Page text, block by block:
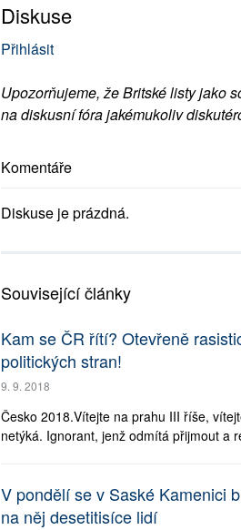
Diskuse
Přihlásit
Upozorňujeme, že Britské listy jako
na diskusní fóra jakémukoliv
Komentáře
Diskuse je prázdná.
Související články
Kam se ČR řítí? Otevřeně
politických stran!
9. 9. 2018
Česko 2018.Vítejte na prahu III říše,
netýká. Ignorant, jenž odmítá přijmout a
V pondělí se v Saské Kamenici
na něj desetitisíce lidí